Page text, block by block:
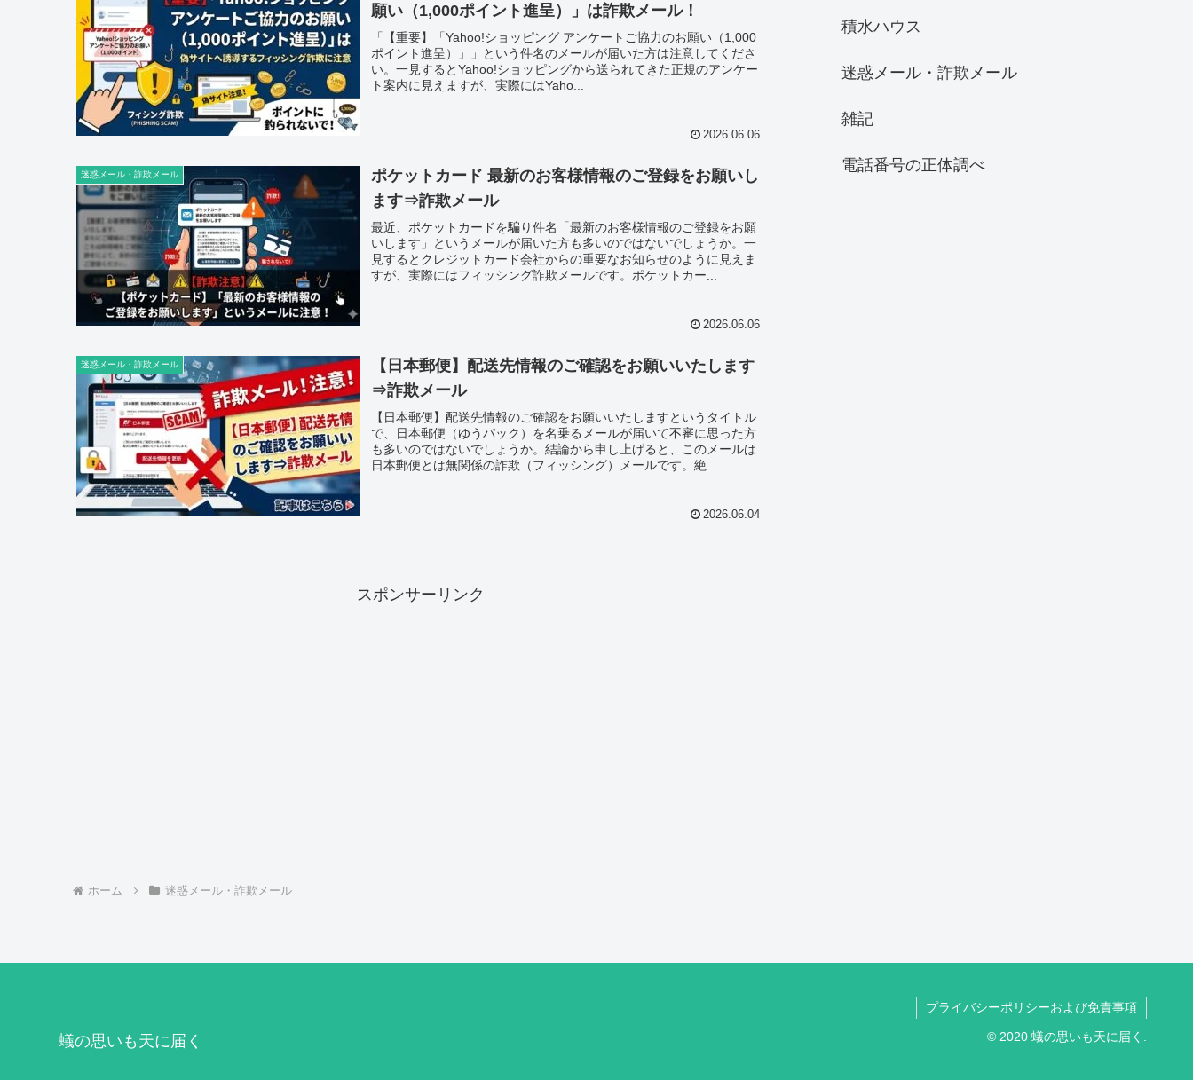
願い（1,000ポイント進呈）」は詐欺メール！
「【重要】「Yahoo!ショッピング アンケートご協力のお願い（1,000
ポイント進呈）」」という件名のメールが届いた方は注意してくださ
い。一見するとYahoo!ショッピングから送られてきた正規のアンケー
ト案内に見えますが、実際にはYaho...
2026.06.06
迷惑メール・詐欺メール
ポケットカード 最新のお客様情報のご登録をお願いし
ます⇒詐欺メール
最近、ポケットカードを騙り件名「最新のお客様情報のご登録をお願
いします」というメールが届いた方も多いのではないでしょうか。一
見するとクレジットカード会社からの重要なお知らせのように見えま
すが、実際にはフィッシング詐欺メールです。ポケットカー...
2026.06.06
迷惑メール・詐欺メール
【日本郵便】配送先情報のご確認をお願いいたします
⇒詐欺メール
【日本郵便】配送先情報のご確認をお願いいたしますというタイトル
で、日本郵便（ゆうパック）を名乗るメールが届いて不審に思った方
も多いのではないでしょうか。結論から申し上げると、このメールは
日本郵便とは無関係の詐欺（フィッシング）メールです。絶...
2026.06.04
スポンサーリンク
ホーム 迷惑メール・詐欺メール
積水ハウス
迷惑メール・詐欺メール
雑記
電話番号の正体調べ
蟻の思いも天に届く
プライバシーポリシーおよび免責事項
© 2020 蟻の思いも天に届く.